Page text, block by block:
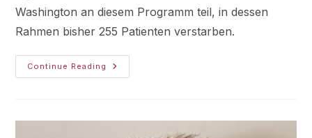
Washington an diesem Programm teil, in dessen
Rahmen bisher 255 Patienten verstarben.
Continue Reading